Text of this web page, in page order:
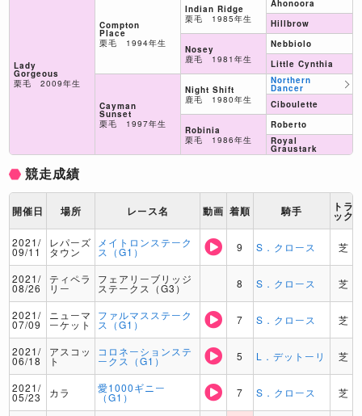
Lady
Gorgeous
栗毛 2009年生
Compton
Place
栗毛 1994年生
Cayman
Sunset
栗毛 1997年生
Indian Ridge
栗毛 1985年生
Nosey
鹿毛 1981年生
Night Shift
鹿毛 1980年生
Robinia
栗毛 1986年生
Ahonoora
Hillbrow
Nebbiolo
Little Cynthia
Northern
Dancer
Ciboulette
Roberto
Royal
Graustark
競走成績
開催日 場所 レース名 動画 着順 騎手 トラ
ック
2021/
09/11
レパーズ
タウン
メイトロンステーク
ス（G1） 9 S．クロース 芝
2021/
08/26
ティペラ
リー
フェアリーブリッジ
ステークス（G3） 8 S．クロース 芝
2021/
07/09
ニューマ
ーケット
ファルマスステーク
ス（G1） 7 S．クロース 芝
2021/
06/18
アスコッ
ト
コロネーションステ
ークス（G1） 5 L．デットーリ 芝
2021/
05/23 カラ 愛1000ギニー
（G1） 7 S．クロース 芝